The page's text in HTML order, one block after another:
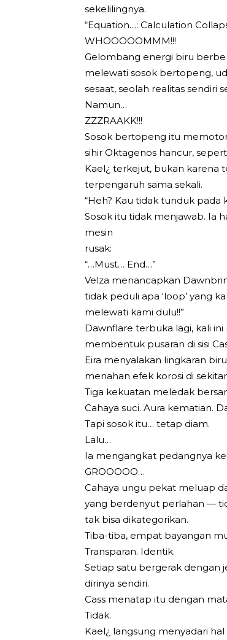
sekelilingnya.
“Equation…: Calculation
WHOOOOOMMM!!!
Gelombang energi biru
melewati sosok bertopeng,
sesaat, seolah realitas sendiri
Namun…
ZZZRAAKK!!!
Sosok bertopeng itu
sihir Oktagenos hancur,
Kael¿ terkejut, bukan karena
terpengaruh sama sekali.
“Heh? Kau tidak tunduk pada
Sosok itu tidak menjawab. Ia
mesin
rusak:
“…Must… End…”
Velza menancapkan
tidak peduli apa ‘loop’ yang
melewati kami dulu!!”
Dawnflare terbuka lagi, kali
membentuk pusaran di sisi
Eira menyalakan lingkaran
menahan efek korosi di
Tiga kekuatan meledak
Cahaya suci. Aura kematian.
Tapi sosok itu… tetap diam.
Lalu…
Ia mengangkat pedangnya ke
GROOOOO…
Cahaya ungu pekat meluap
yang berdenyut perlahan —
tak bisa dikategorikan.
Tiba-tiba, empat bayangan
Transparan. Identik.
Setiap satu bergerak dengan
dirinya sendiri.
Cass menatap itu dengan
Tidak.
Kael¿ langsung menyadari hal